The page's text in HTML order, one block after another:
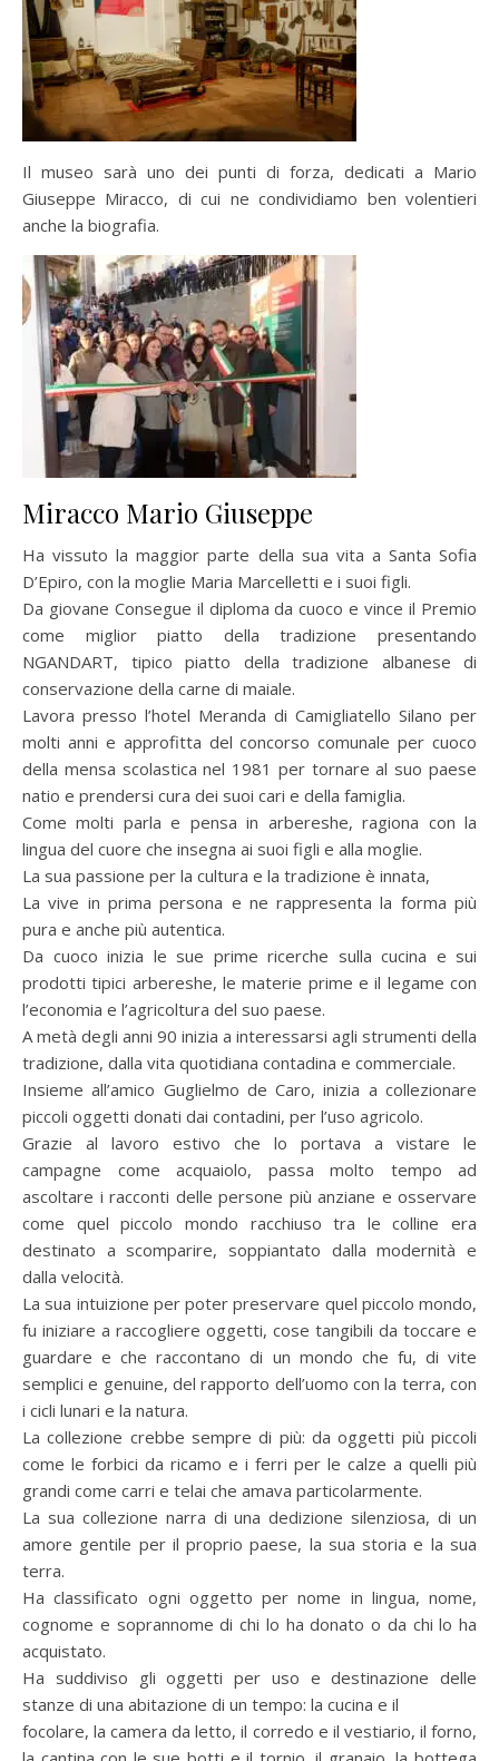
Il museo sarà uno dei punti di forza, dedicati a Mario
Giuseppe Miracco, di cui ne condividiamo ben volentieri
anche la biografia.
Miracco Mario Giuseppe
Ha vissuto la maggior parte della sua vita a Santa Sofia
D’Epiro, con la moglie Maria Marcelletti e i suoi figli.
Da giovane Consegue il diploma da cuoco e vince il Premio
come miglior piatto della tradizione presentando
NGANDART, tipico piatto della tradizione albanese di
conservazione della carne di maiale.
Lavora presso l’hotel Meranda di Camigliatello Silano per
molti anni e approfitta del concorso comunale per cuoco
della mensa scolastica nel 1981 per tornare al suo paese
natio e prendersi cura dei suoi cari e della famiglia.
Come molti parla e pensa in arbereshe, ragiona con la
lingua del cuore che insegna ai suoi figli e alla moglie.
La sua passione per la cultura e la tradizione è innata,
La vive in prima persona e ne rappresenta la forma più
pura e anche più autentica.
Da cuoco inizia le sue prime ricerche sulla cucina e sui
prodotti tipici arbereshe, le materie prime e il legame con
l’economia e l’agricoltura del suo paese.
A metà degli anni 90 inizia a interessarsi agli strumenti della
tradizione, dalla vita quotidiana contadina e commerciale.
Insieme all’amico Guglielmo de Caro, inizia a collezionare
piccoli oggetti donati dai contadini, per l’uso agricolo.
Grazie al lavoro estivo che lo portava a vistare le
campagne come acquaiolo, passa molto tempo ad
ascoltare i racconti delle persone più anziane e osservare
come quel piccolo mondo racchiuso tra le colline era
destinato a scomparire, soppiantato dalla modernità e
dalla velocità.
La sua intuizione per poter preservare quel piccolo mondo,
fu iniziare a raccogliere oggetti, cose tangibili da toccare e
guardare e che raccontano di un mondo che fu, di vite
semplici e genuine, del rapporto dell’uomo con la terra, con
i cicli lunari e la natura.
La collezione crebbe sempre di più: da oggetti più piccoli
come le forbici da ricamo e i ferri per le calze a quelli più
grandi come carri e telai che amava particolarmente.
La sua collezione narra di una dedizione silenziosa, di un
amore gentile per il proprio paese, la sua storia e la sua
terra.
Ha classificato ogni oggetto per nome in lingua, nome,
cognome e soprannome di chi lo ha donato o da chi lo ha
acquistato.
Ha suddiviso gli oggetti per uso e destinazione delle
stanze di una abitazione di un tempo: la cucina e il
focolare, la camera da letto, il corredo e il vestiario, il forno,